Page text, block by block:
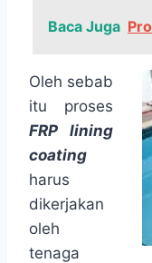
Baca Juga
Oleh sebab
itu proses
FRP lining
coating
harus
dikerjakan
oleh
tenaga